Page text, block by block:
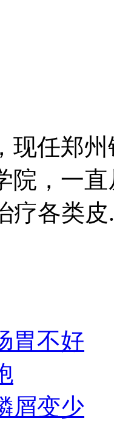
现任郑
院，一
疗各类皮
胃不好
屑变少